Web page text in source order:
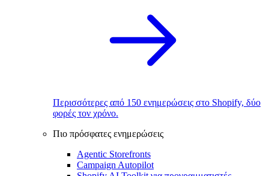
Περισσότερες από 150 ενημερώσεις στο Shopify, δύο
φορές τον χρόνο.
Πιο πρόσφατες ενημερώσεις
Agentic Storefronts
Campaign Autopilot